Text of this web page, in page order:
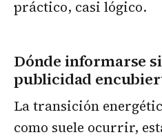
práctico, casi lógico.
Dónde informarse
publicidad
La transición
como suele ocurrir,